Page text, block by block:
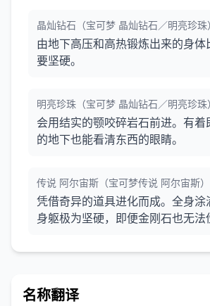
晶灿钻石（宝可梦 晶灿钻石／明亮珍珠
由地下高压和高热锻炼出来的身体
要坚硬。
明亮珍珠（宝可梦 晶灿钻石／明亮珍珠
会用结实的颚咬碎岩石前进。有着
的地下也能看清东西的眼睛。
传说 阿尔宙斯（宝可梦传说 阿尔宙斯）
凭借奇异的道具进化而成。全身涂
身躯极为坚硬，即便金刚石也无法
名称翻译